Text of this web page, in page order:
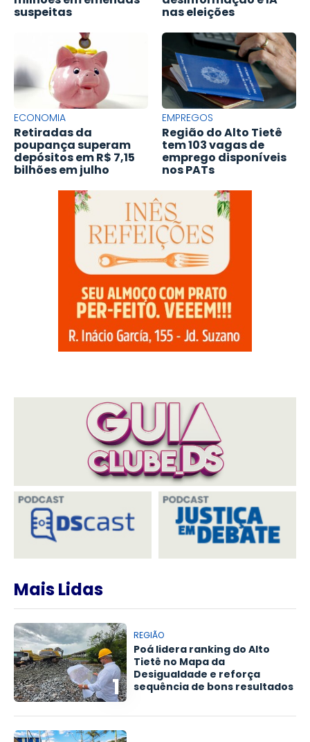
suspeitas nas eleições
ECONOMIA
Retiradas da
poupança superam
depósitos em R$ 7,15
bilhões em julho
EMPREGOS
Região do Alto Tietê
tem 103 vagas de
emprego disponíveis
nos PATs
Mais Lidas
1
REGIÃO
Poá lidera ranking do Alto
Tietê no Mapa da
Desigualdade e reforça
sequência de bons resultados